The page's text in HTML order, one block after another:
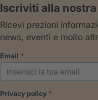
Iscriviti alla
Ricevi prezioni
news, eventi e molto
email
privacy policy